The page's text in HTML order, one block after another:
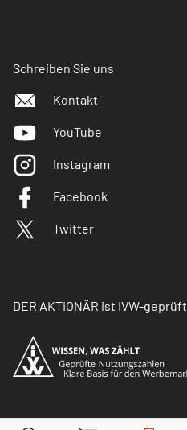
Schreiben Sie uns
Kontakt
YouTube
Instagram
Facebook
Twitter
DER AKTIONÄR ist IVW-geprüft